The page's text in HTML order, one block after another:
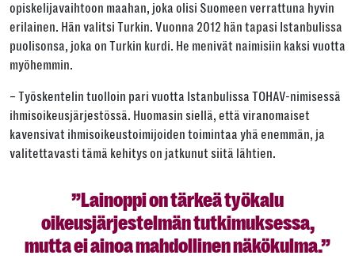
opiskelijavaihtoon maahan, joka olisi Suomeen verrattuna hyvin
erilainen. Hän valitsi Turkin. Vuonna 2012 hän tapasi Istanbulissa
puolisonsa, joka on Turkin kurdi. He menivät naimisiin kaksi vuotta
myöhemmin.
– Työskentelin tuolloin pari vuotta Istanbulissa TOHAV-nimisessä
ihmisoikeusjärjestössä. Huomasin siellä, että viranomaiset
kavensivat ihmisoikeustoimijoiden toimintaa yhä enemmän, ja
valitettavasti tämä kehitys on jatkunut siitä lähtien.
”Lainoppi on tärkeä työkalu
oikeusjärjestelmän tutkimuksessa,
mutta ei ainoa mahdollinen näkökulma.”